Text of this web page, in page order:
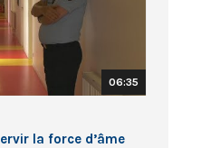
06:35
la force d’âme